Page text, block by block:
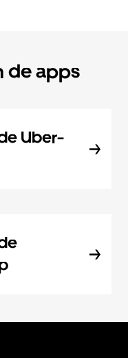
de apps
Uber-